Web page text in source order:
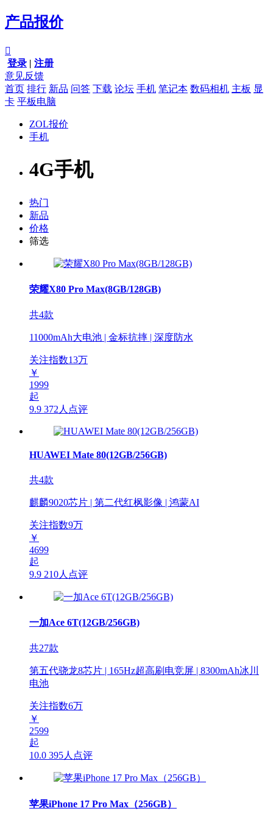
产品报价

登录 | 注册
意见反馈
首页 排行 新品 问答 下载 论坛 手机 笔记本 数码相机 主板 显
卡 平板电脑
ZOL报价
手机
4G手机
热门
新品
价格
筛选
荣耀X80 Pro Max(8GB/128GB)
共4款
11000mAh大电池 | 金标抗摔 | 深度防水
关注指数13万
￥
1999
起
9.9 372人点评
HUAWEI Mate 80(12GB/256GB)
共4款
麒麟9020芯片 | 第二代红枫影像 | 鸿蒙AI
关注指数9万
￥
4699
起
9.9 210人点评
一加Ace 6T(12GB/256GB)
共27款
第五代骁龙8芯片 | 165Hz超高刷电竞屏 | 8300mAh冰川
电池
关注指数6万
￥
2599
起
10.0 395人点评
苹果iPhone 17 Pro Max（256GB）